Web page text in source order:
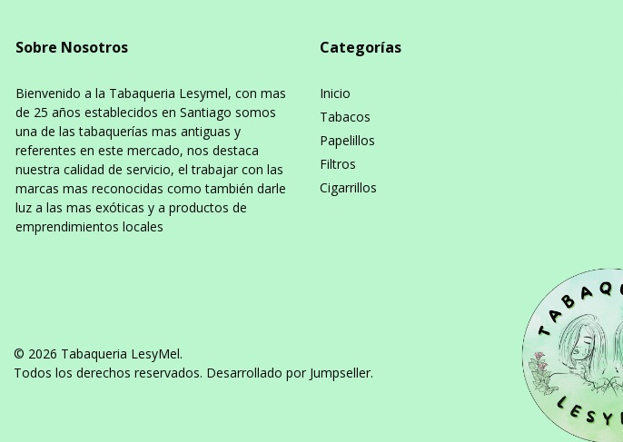
Sobre Nosotros
Bienvenido a la Tabaqueria Lesymel, con mas
de 25 años establecidos en Santiago somos
una de las tabaquerías mas antiguas y
referentes en este mercado, nos destaca
nuestra calidad de servicio, el trabajar con las
marcas mas reconocidas como también darle
luz a las mas exóticas y a productos de
emprendimientos locales
Categorías
Inicio
Tabacos
Papelillos
Filtros
Cigarrillos
© 2026 Tabaqueria LesyMel.
Todos los derechos reservados. Desarrollado por Jumpseller.